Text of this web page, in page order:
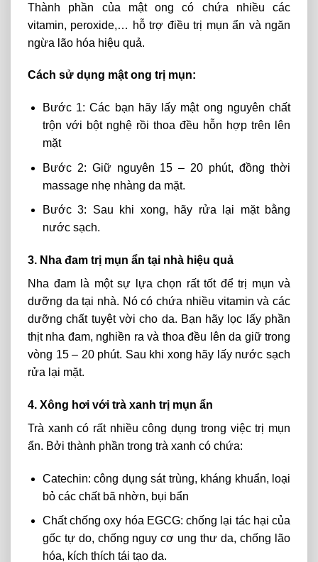
Thành phần của mật ong có chứa nhiều các
vitamin, peroxide,… hỗ trợ điều trị mụn ẩn và ngăn
ngừa lão hóa hiệu quả.
Cách sử dụng mật ong trị mụn:
Bước 1: Các bạn hãy lấy mật ong nguyên chất
trộn với bột nghệ rồi thoa đều hỗn hợp trên lên
mặt
Bước 2: Giữ nguyên 15 – 20 phút, đồng thời
massage nhẹ nhàng da mặt.
Bước 3: Sau khi xong, hãy rửa lại mặt bằng
nước sạch.
3. Nha đam trị mụn ẩn tại nhà hiệu quả
Nha đam là một sự lựa chọn rất tốt để trị mụn và
dưỡng da tại nhà. Nó có chứa nhiều vitamin và các
dưỡng chất tuyệt vời cho da. Bạn hãy lọc lấy phần
thịt nha đam, nghiền ra và thoa đều lên da giữ trong
vòng 15 – 20 phút. Sau khi xong hãy lấy nước sạch
rửa lại mặt.
4. Xông hơi với trà xanh trị mụn ẩn
Trà xanh có rất nhiều công dụng trong việc trị mụn
ẩn. Bởi thành phần trong trà xanh có chứa:
Catechin: công dụng sát trùng, kháng khuẩn, loại
bỏ các chất bã nhờn, bụi bẩn
Chất chống oxy hóa EGCG: chống lại tác hại của
gốc tự do, chống nguy cơ ung thư da, chống lão
hóa, kích thích tái tạo da.